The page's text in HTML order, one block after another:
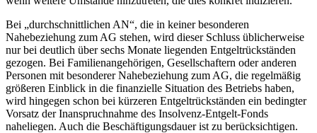
Bei „durchschnittlichen AN“, die in keiner besonderen
Nahebeziehung zum AG stehen, wird dieser Schluss üblicherweise
nur bei deutlich über sechs Monate liegenden Entgeltrückständen
gezogen. Bei Familienangehörigen, Gesellschaftern oder anderen
Personen mit besonderer Nahebeziehung zum AG, die regelmäßig
größeren Einblick in die finanzielle Situation des Betriebs haben,
wird hingegen schon bei kürzeren Entgeltrückständen ein bedingter
Vorsatz der Inanspruchnahme des Insolvenz-Entgelt-Fonds
naheliegen. Auch die Beschäftigungsdauer ist zu berücksichtigen.